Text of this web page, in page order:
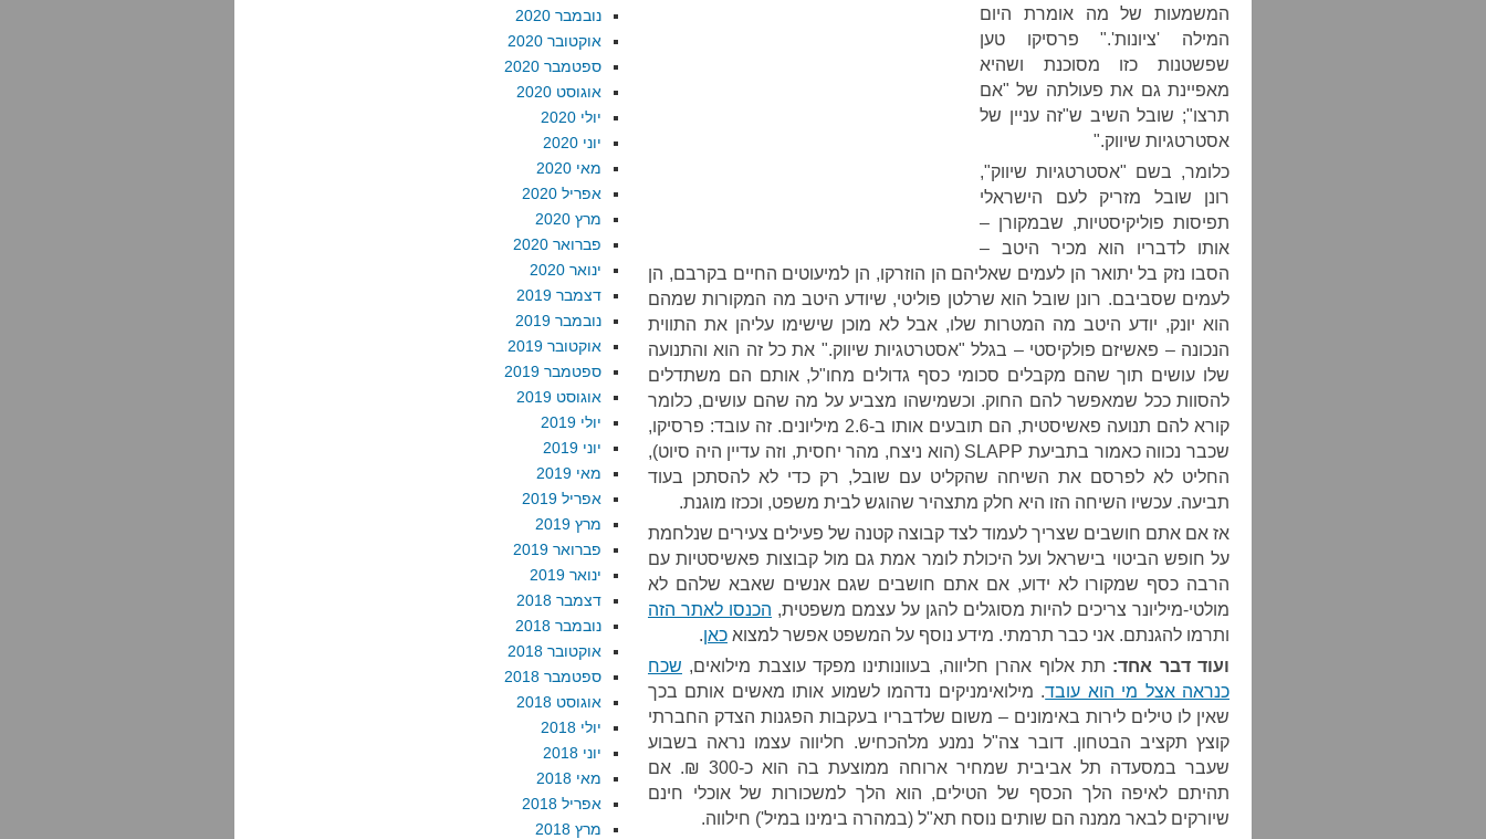
המשמעות של מה אומרת היום
המילה 'ציונות'." פרסיקו טען
שפשטנות כזו מסוכנת ושהיא
מאפיינת גם את פעולתה של "אם
תרצו"; שובל השיב ש"זה עניין של
אסטרטגיות שיווק."
כלומר, בשם "אסטרטגיות שיווק",
רונן שובל מזריק לעם הישראלי
תפיסות פוליקיסטיות, שבמקורן –
אותו לדבריו הוא מכיר היטב –
הסבו נזק בל יתואר הן לעמים שאליהם הן הוזרקו, הן למיעוטים החיים בקרבם, הן
לעמים שסביבם. רונן שובל הוא שרלטן פוליטי, שיודע היטב מה המקורות שמהם
הוא יונק, יודע היטב מה המטרות שלו, אבל לא מוכן שישימו עליהן את התווית
הנכונה – פאשיזם פולקיסטי – בגלל "אסטרטגיות שיווק." את כל זה הוא והתנועה
שלו עושים תוך שהם מקבלים סכומי כסף גדולים מחו"ל, אותם הם משתדלים
להסוות ככל שמאפשר להם החוק. וכשמישהו מצביע על מה שהם עושים, כלומר
קורא להם תנועה פאשיסטית, הם תובעים אותו ב-2.6 מיליונים. זה עובד: פרסיקו,
שכבר נכווה כאמור בתביעת SLAPP (הוא ניצח, מהר יחסית, וזה עדיין היה סיוט),
החליט לא לפרסם את השיחה שהקליט עם שובל, רק כדי לא להסתכן בעוד
תביעה. עכשיו השיחה הזו היא חלק מתצהיר שהוגש לבית משפט, וככזו מוגנת.
אז אם אתם חושבים שצריך לעמוד לצד קבוצה קטנה של פעילים צעירים שנלחמת
על חופש הביטוי בישראל ועל היכולת לומר אמת גם מול קבוצות פאשיסטיות עם
הרבה כסף שמקורו לא ידוע, אם אתם חושבים שגם אנשים שאבא שלהם לא
מולטי-מיליונר צריכים להיות מסוגלים להגן על עצמם משפטית, הכנסו לאתר הזה
ותרמו להגנתם. אני כבר תרמתי. מידע נוסף על המשפט אפשר למצוא כאן.
ועוד דבר אחד: תת אלוף אהרן חליווה, בעוונותינו מפקד עוצבת מילואים, שכח
כנראה אצל מי הוא עובד. מילואימניקים נדהמו לשמוע אותו מאשים אותם בכך
שאין לו טילים לירות באימונים – משום שלדבריו בעקבות הפגנות הצדק החברתי
קוצץ תקציב הבטחון. דובר צה"ל נמנע מלהכחיש. חליווה עצמו נראה בשבוע
שעבר במסעדה תל אביבית שמחיר ארוחה ממוצעת בה הוא כ-300 ₪. אם
תהיתם לאיפה הלך הכסף של הטילים, הוא הלך למשכורות של אוכלי חינם
שיורקים לבאר ממנה הם שותים נוסח תא"ל (במהרה בימינו במיל') חילווה.
נובמבר 2020
אוקטובר 2020
ספטמבר 2020
אוגוסט 2020
יולי 2020
יוני 2020
מאי 2020
אפריל 2020
מרץ 2020
פברואר 2020
ינואר 2020
דצמבר 2019
נובמבר 2019
אוקטובר 2019
ספטמבר 2019
אוגוסט 2019
יולי 2019
יוני 2019
מאי 2019
אפריל 2019
מרץ 2019
פברואר 2019
ינואר 2019
דצמבר 2018
נובמבר 2018
אוקטובר 2018
ספטמבר 2018
אוגוסט 2018
יולי 2018
יוני 2018
מאי 2018
אפריל 2018
מרץ 2018